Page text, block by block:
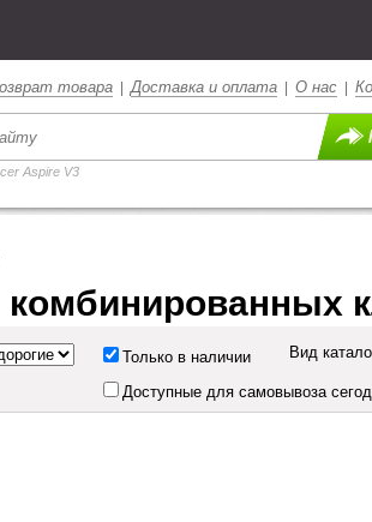
товара |Доставка и оплата О нас
Aspire V3
Только в наличии
Доступные для самовывоза
Вид